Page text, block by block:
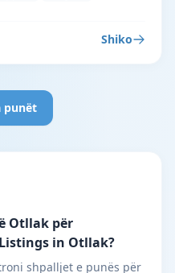
Shiko
punët
Otllak për
in Otllak?
shpalljet e punës për